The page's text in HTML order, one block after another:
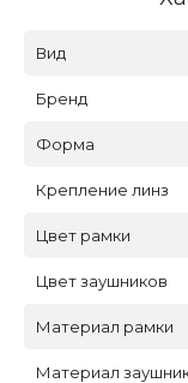
Вид
Бренд
Форма
Крепление линз
Цвет рамки
Цвет заушников
Материал рамки
Материал